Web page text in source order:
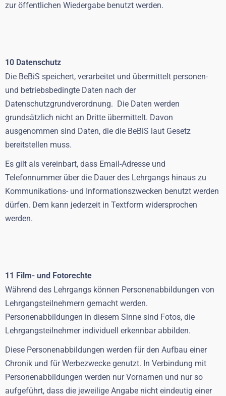
zur öffentlichen Wiedergabe benutzt werden.
10 Datenschutz
Die BeBiS speichert, verarbeitet und übermittelt personen-
und betriebsbedingte Daten nach der
Datenschutzgrundverordnung. Die Daten werden
grundsätzlich nicht an Dritte übermittelt. Davon
ausgenommen sind Daten, die die BeBiS laut Gesetz
bereitstellen muss.
Es gilt als vereinbart, dass Email-Adresse und
Telefonnummer über die Dauer des Lehrgangs hinaus zu
Kommunikations- und Informationszwecken benutzt werden
dürfen. Dem kann jederzeit in Textform widersprochen
werden.
11 Film- und Fotorechte
Während des Lehrgangs können Personenabbildungen von
Lehrgangsteilnehmern gemacht werden.
Personenabbildungen in diesem Sinne sind Fotos, die
Lehrgangsteilnehmer individuell erkennbar abbilden.
Diese Personenabbildungen werden für den Aufbau einer
Chronik und für Werbezwecke genutzt. In Verbindung mit
Personenabbildungen werden nur Vornamen und nur so
aufgeführt, dass die jeweilige Angabe nicht eindeutig einer